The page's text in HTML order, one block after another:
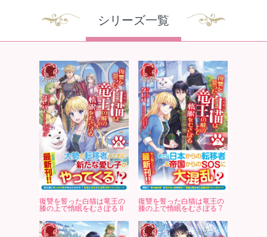
シリーズ一覧
復讐を誓った白猫は竜王の
膝の上で惰眠をむさぼる 8
復讐を誓った白猫は竜王の
膝の上で惰眠をむさぼる 7